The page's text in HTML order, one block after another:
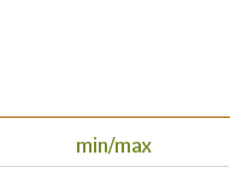
min/max